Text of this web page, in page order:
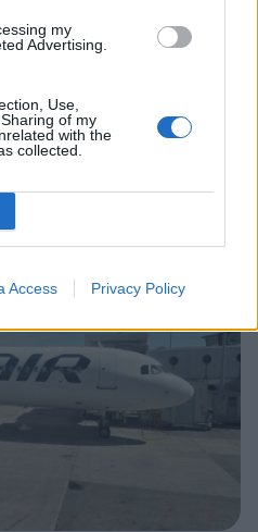
my
Advertising.
Use,
of my
with the
collected.
Access Privacy Policy
nyt
näyttää